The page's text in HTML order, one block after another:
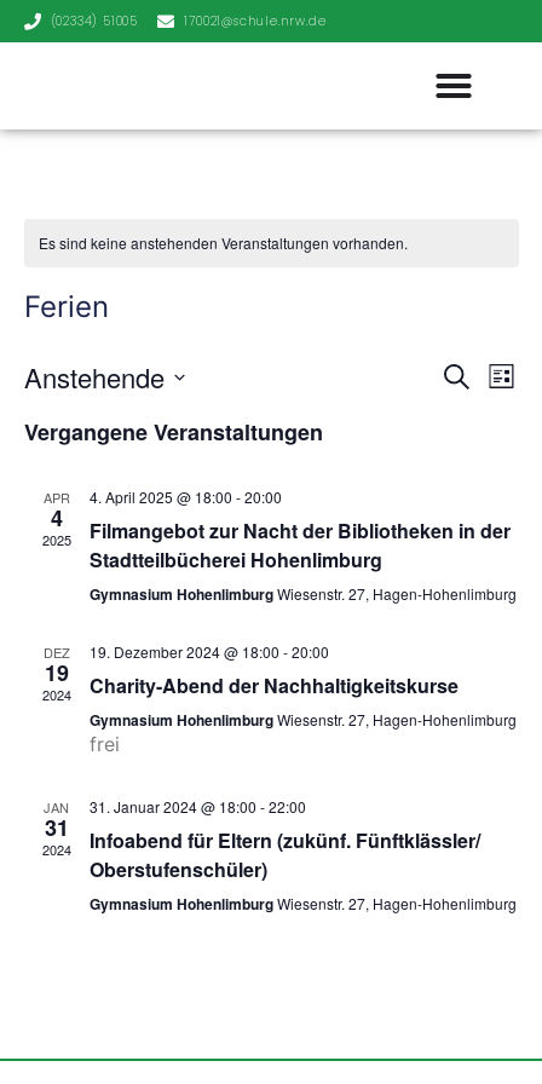
(02334) 51005 170021@schule.nrw.de
Es sind keine anstehenden Veranstaltungen vorhanden.
Ferien
SucheListe
Anstehende
Vergangene Veranstaltungen
APR
4
2025
4. April 2025 @ 18:00 -20:00
Filmangebot zur Nacht der Bibliotheken in der
Stadtteilbücherei Hohenlimburg
Gymnasium HohenlimburgWiesenstr. 27, Hagen-Hohenlimburg
DEZ
19
2024
19. Dezember 2024 @ 18:00 -20:00
Charity-Abend der Nachhaltigkeitskurse
Gymnasium HohenlimburgWiesenstr. 27, Hagen-Hohenlimburg
frei
JAN
31
2024
31. Januar 2024 @ 18:00 -22:00
Infoabend für Eltern (zukünf. Fünftklässler/
Oberstufenschüler)
Gymnasium HohenlimburgWiesenstr. 27, Hagen-Hohenlimburg